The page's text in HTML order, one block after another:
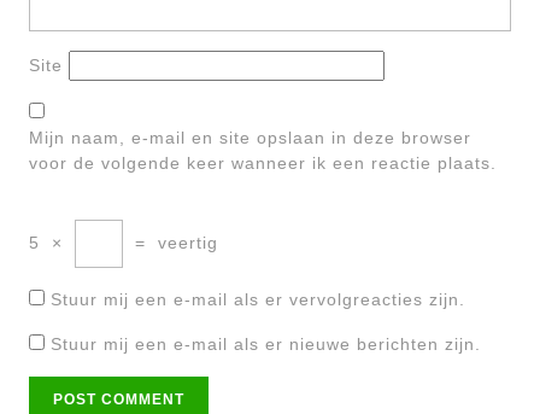
Site
Mijn naam, e-mail en site opslaan in deze browser
voor de volgende keer wanneer ik een reactie plaats.
5 × = veertig
Stuur mij een e-mail als er vervolgreacties zijn.
Stuur mij een e-mail als er nieuwe berichten zijn.